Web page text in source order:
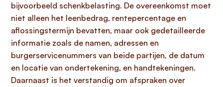
bijvoorbeeld schenkbelasting. De overeenkomst moet
niet alleen het leenbedrag, rentepercentage en
aflossingstermijn bevatten, maar ook gedetailleerde
informatie zoals de namen, adressen en
burgerservicenummers van beide partijen, de datum
en locatie van ondertekening, en handtekeningen.
Daarnaast is het verstandig om afspraken over